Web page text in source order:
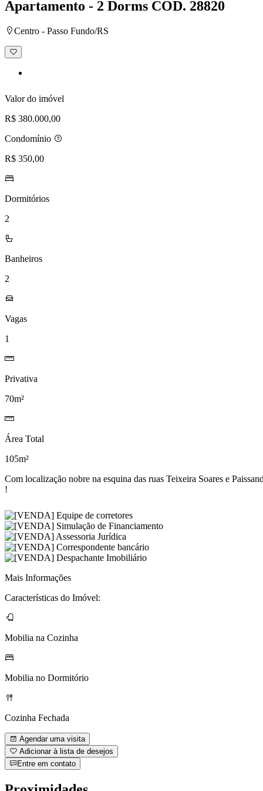
Apartamento - 2 Dorms COD. 28820
Centro - Passo Fundo/RS
Adicionar
à
Valor do imóvel
R$ 380.000,00
Condomínio
R$ 350,00
Dormitórios
2
Banheiros
2
Vagas
1
Privativa
70m²
Área Total
105m²
Com localização nobre na esquina das ruas Teixeira Soares e
!
Mais Informações
Características do Imóvel:
Mobilia na Cozinha
Mobilia no Dormitório
Cozinha Fechada
Agendar uma visita
Adicionar à lista de desejos
Entre em contato